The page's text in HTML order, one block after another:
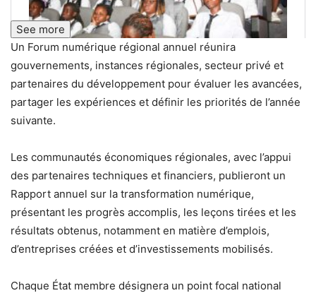
See more
Un Forum numérique régional annuel réunira
gouvernements, instances régionales, secteur privé et
partenaires du développement pour évaluer les avancées,
partager les expériences et définir les priorités de l’année
suivante.
Les communautés économiques régionales, avec l’appui
des partenaires techniques et financiers, publieront un
Rapport annuel sur la transformation numérique,
présentant les progrès accomplis, les leçons tirées et les
résultats obtenus, notamment en matière d’emplois,
d’entreprises créées et d’investissements mobilisés.
Chaque État membre désignera un point focal national